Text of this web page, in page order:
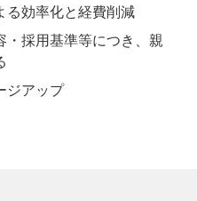
る効率化と経費削減
・採用基準等につき、親
ジアップ